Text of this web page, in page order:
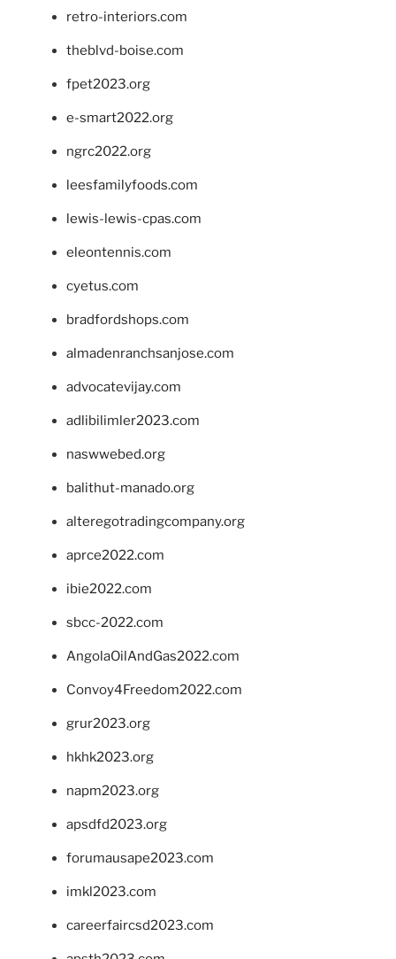
retro-interiors.com
theblvd-boise.com
fpet2023.org
e-smart2022.org
ngrc2022.org
leesfamilyfoods.com
lewis-lewis-cpas.com
eleontennis.com
cyetus.com
bradfordshops.com
almadenranchsanjose.com
advocatevijay.com
adlibilimler2023.com
naswwebed.org
balithut-manado.org
alteregotradingcompany.org
aprce2022.com
ibie2022.com
sbcc-2022.com
AngolaOilAndGas2022.com
Convoy4Freedom2022.com
grur2023.org
hkhk2023.org
napm2023.org
apsdfd2023.org
forumausape2023.com
imkl2023.com
careerfaircsd2023.com